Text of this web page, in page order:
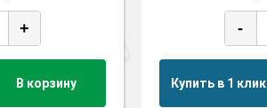
+
В корзину
-
Купить в 1 клик